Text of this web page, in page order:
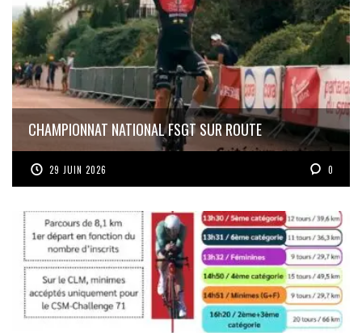
CHAMPIONNAT NATIONAL FSGT SUR ROUTE
29 JUIN 2026 0